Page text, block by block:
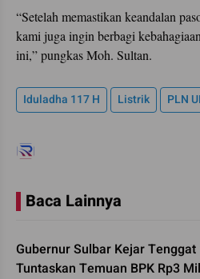
“Setelah memastikan keandalan
kami juga ingin berbagi
ini,” pungkas Moh. Sultan.
Iduladha 117 H Listrik PLN
Baca Lainnya
Gubernur Sulbar Kejar
Tuntaskan Temuan BPK Rp3